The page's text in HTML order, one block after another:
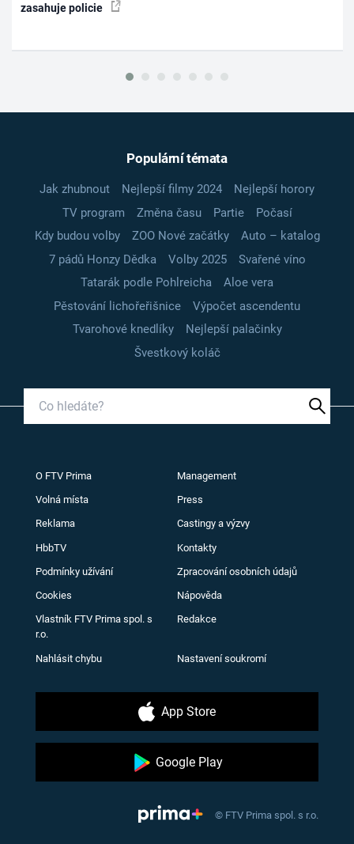
zasahuje policie
Populární témata
Jak zhubnout Nejlepší filmy 2024
Nejlepší horory
TV program
Změna času Partie
Počasí
Kdy budou volby
ZOO Nové začátky
Auto – katalog
7 pádů Honzy Dědka
Volby 2025
Svařené víno
Tatarák podle Pohlreicha
Aloe vera
Pěstování lichořeřišnice
Výpočet ascendentu
Tvarohové knedlíky
Nejlepší palačinky
Švestkový koláč
O FTV Prima Management
Volná místa Press
Reklama Castingy a výzvy
HbbTV Kontakty
Podmínky užívání Zpracování osobních údajů
Cookies Nápověda
Vlastník FTV Prima spol. s
r.o.
Redakce
Nahlásit chybu Nastavení soukromí
App Store
Google Play
© FTV Prima spol. s r.o.